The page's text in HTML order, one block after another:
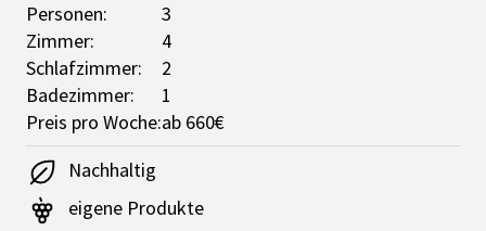
Personen:
3
Zimmer:
4
Schlafzimmer:
2
Badezimmer:
1
Preis pro Woche:ab 660€
Nachhaltig
eigene Produkte